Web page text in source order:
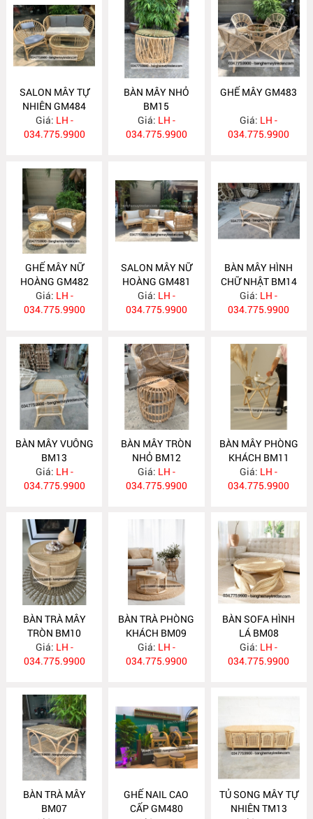
SALON MÂY TỰ
NHIÊN GM484
Giá: LH -
034.775.9900
BÀN MÂY NHỎ
BM15
Giá: LH -
034.775.9900
GHẾ MÂY GM483
Giá: LH -
034.775.9900
GHẾ MÂY NỮ
HOÀNG GM482
Giá: LH -
034.775.9900
SALON MÂY NỮ
HOÀNG GM481
Giá: LH -
034.775.9900
BÀN MÂY HÌNH
CHỮ NHẬT BM14
Giá: LH -
034.775.9900
BÀN MÂY VUÔNG
BM13
Giá: LH -
034.775.9900
BÀN MÂY TRÒN
NHỎ BM12
Giá: LH -
034.775.9900
BÀN MÂY PHÒNG
KHÁCH BM11
Giá: LH -
034.775.9900
BÀN TRÀ MÂY
TRÒN BM10
Giá: LH -
034.775.9900
BÀN TRÀ PHÒNG
KHÁCH BM09
Giá: LH -
034.775.9900
BÀN SOFA HÌNH
LÁ BM08
Giá: LH -
034.775.9900
BÀN TRÀ MÂY
BM07
GHẾ NAIL CAO
CẤP GM480
TỦ SONG MÂY TỰ
NHIÊN TM13